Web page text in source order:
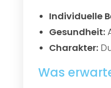
Individuelle
Gesundheit:
Charakter:
Was